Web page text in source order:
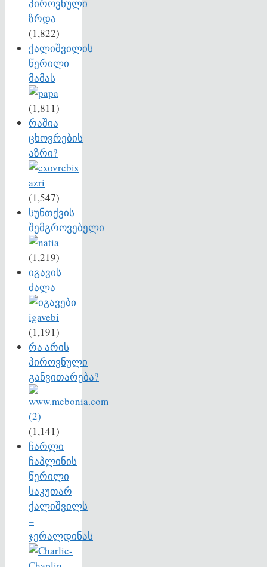
(1,822)
ქალიშვილის
წერილი
მამას
(1,811)
რაშია
ცხოვრების
აზრი?
(1,547)
სუნთქვის
შემგროვებელი
(1,219)
იგავის
ძალა
(1,191)
რა არის
პიროვნული
განვითარება?
(1,141)
ჩარლი
ჩაპლინის
წერილი
საკუთარ
ქალიშვილს
–
ჯერალდინას